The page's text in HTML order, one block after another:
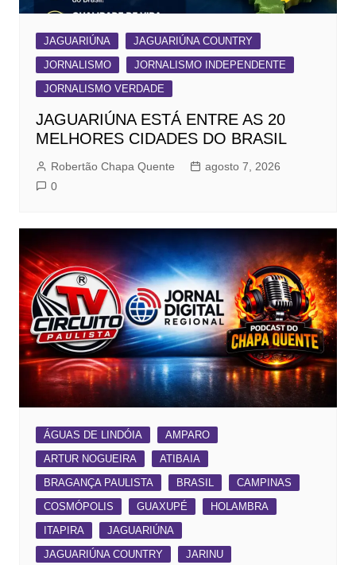
JAGUARIÚNA
JAGUARIÚNA COUNTRY
JORNALISMO
JORNALISMO INDEPENDENTE
JORNALISMO VERDADE
JAGUARIÚNA ESTÁ ENTRE AS 20
MELHORES CIDADES DO BRASIL
Robertão Chapa Quente
agosto 7, 2026
0
ÁGUAS DE LINDÓIA
AMPARO
ARTUR NOGUEIRA
ATIBAIA
BRAGANÇA PAULISTA
BRASIL
CAMPINAS
COSMÓPOLIS
GUAXUPÉ
HOLAMBRA
ITAPIRA
JAGUARIÚNA
JAGUARIÚNA COUNTRY
JARINU